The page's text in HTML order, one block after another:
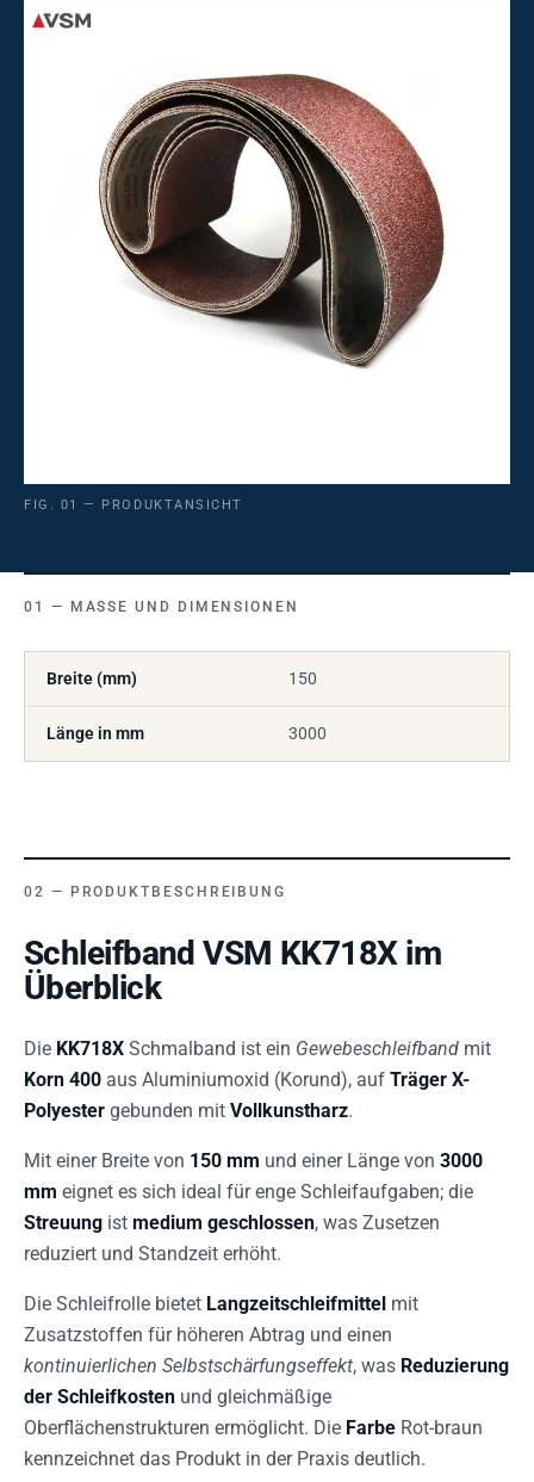
FIG. 01 — PRODUKTANSICHT
MASSE UND DIMENSIONEN
Breite (mm) 150
Länge in mm 3000
PRODUKTBESCHREIBUNG
Schleifband VSM KK718X im
Überblick
Die KK718X Schmalband ist ein Gewebeschleifband mit
Korn 400 aus Aluminiumoxid (Korund), auf Träger X-
Polyester gebunden mit Vollkunstharz.
Mit einer Breite von 150 mm und einer Länge von 3000
mm eignet es sich ideal für enge Schleifaufgaben; die
Streuung ist medium geschlossen, was Zusetzen
reduziert und Standzeit erhöht.
Die Schleifrolle bietet Langzeitschleifmittel mit
Zusatzstoffen für höheren Abtrag und einen
kontinuierlichen Selbstschärfungseffekt, was Reduzierung
der Schleifkosten und gleichmäßige
Oberflächenstrukturen ermöglicht. Die Farbe Rot-braun
kennzeichnet das Produkt in der Praxis deutlich.